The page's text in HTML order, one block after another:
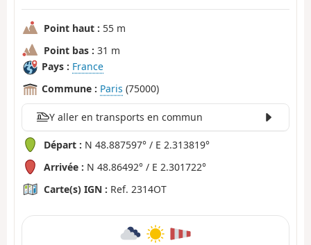
Point haut : 55 m
Point bas : 31 m
Pays : France
Commune : Paris (75000)
Y aller en transports en commun
Départ : N 48.887597° / E 2.313819°
Arrivée : N 48.86492° / E 2.301722°
Carte(s) IGN : Ref. 2314OT